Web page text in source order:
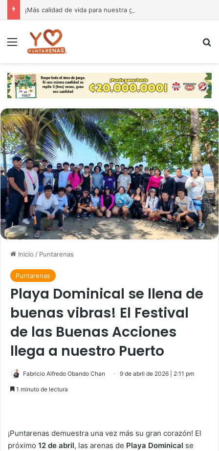
Menú
Inicio / Puntarenas
Puntarenas
Playa Dominical se llena de
buenas vibras! El Festival
de las Buenas Acciones
llega a nuestro Puerto ​
Fabricio Alfredo Obando Chan 9 de abril de 2026 | 2:11 pm
1 minuto de lectura
¡Puntarenas demuestra una vez más su gran corazón! El
próximo 12 de abril, las arenas de Playa Dominical se